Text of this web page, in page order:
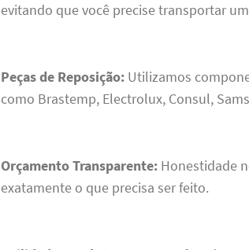
evitando que você precise transportar
Peças de Reposição: Utilizamos
como Brastemp, Electrolux, Consul,
Orçamento Transparente: Honestidade
exatamente o que precisa ser feito.